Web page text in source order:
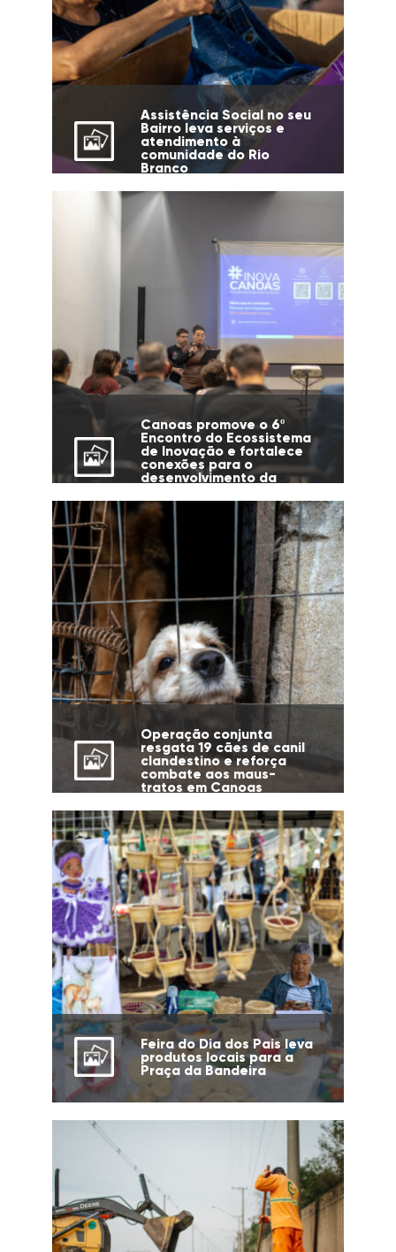
Assistência Social no seu
Bairro leva serviços e
atendimento à
comunidade do Rio
Branco
Canoas promove o 6º
Encontro do Ecossistema
de Inovação e fortalece
conexões para o
desenvolvimento da
Operação conjunta
resgata 19 cães de canil
clandestino e reforça
combate aos maus-
tratos em Canoas
Feira do Dia dos Pais leva
produtos locais para a
Praça da Bandeira